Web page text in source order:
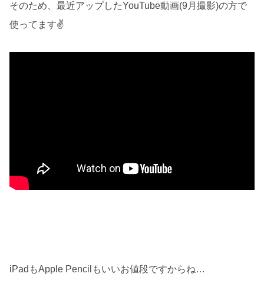
そのため、最近アップしたYouTube動画(9月撮影)の方で
使ってます✌️
iPadもApple Pencilもいいお値段ですからね…